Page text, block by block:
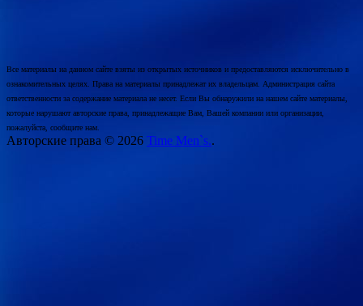
Все материалы на данном сайте взяты из открытых источников и предоставляются исключительно в
ознакомительных целях. Права на материалы принадлежат их владельцам. Администрация сайта
ответственности за содержание материала не несет. Если Вы обнаружили на нашем сайте материалы,
которые нарушают авторские права, принадлежащие Вам, Вашей компании или организации,
пожалуйста, сообщите нам.
Авторские права © 2026 Time Men`s..